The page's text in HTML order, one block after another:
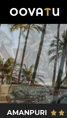
AMANPURI